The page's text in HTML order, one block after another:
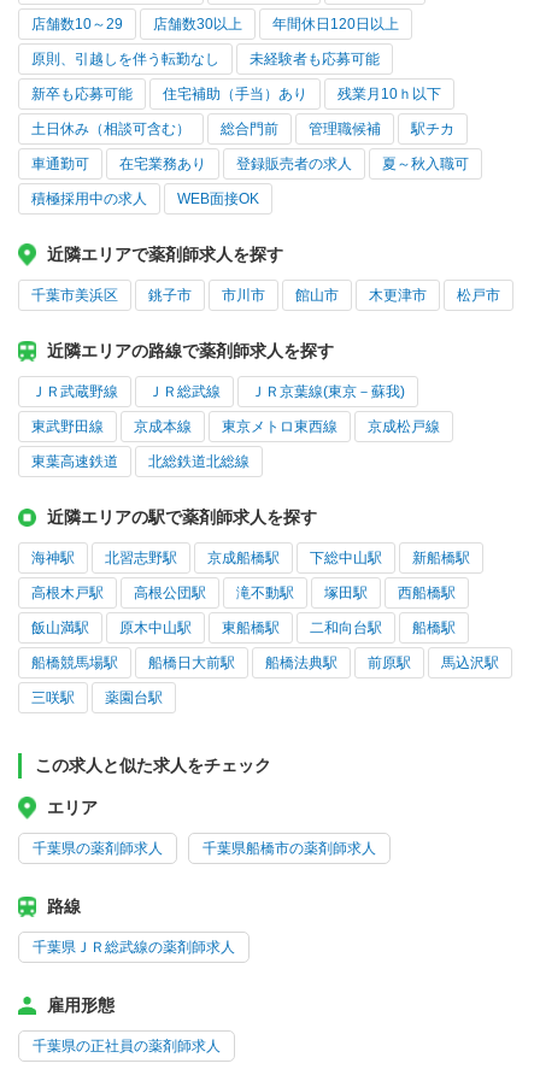
店舗数10～29 店舗数30以上 年間休日120日以上
原則、引越しを伴う転勤なし 未経験者も応募可能
新卒も応募可能 住宅補助（手当）あり 残業月10ｈ以下
土日休み（相談可含む） 総合門前 管理職候補 駅チカ
車通勤可 在宅業務あり 登録販売者の求人 夏～秋入職可
積極採用中の求人 WEB面接OK
近隣エリアで薬剤師求人を探す
千葉市美浜区 銚子市 市川市 館山市 木更津市 松戸市
近隣エリアの路線で薬剤師求人を探す
ＪＲ武蔵野線 ＪＲ総武線 ＪＲ京葉線(東京－蘇我)
東武野田線 京成本線 東京メトロ東西線 京成松戸線
東葉高速鉄道 北総鉄道北総線
近隣エリアの駅で薬剤師求人を探す
海神駅 北習志野駅 京成船橋駅 下総中山駅 新船橋駅
高根木戸駅 高根公団駅 滝不動駅 塚田駅 西船橋駅
飯山満駅 原木中山駅 東船橋駅 二和向台駅 船橋駅
船橋競馬場駅 船橋日大前駅 船橋法典駅 前原駅 馬込沢駅
三咲駅 薬園台駅
この求人と似た求人をチェック
エリア
千葉県の薬剤師求人 千葉県船橋市の薬剤師求人
路線
千葉県ＪＲ総武線の薬剤師求人
雇用形態
千葉県の正社員の薬剤師求人